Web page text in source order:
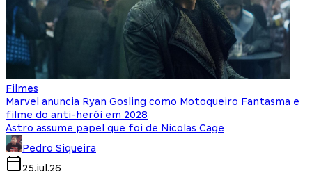
Filmes
Marvel anuncia Ryan Gosling como Motoqueiro Fantasma e
filme do anti-herói em 2028
Astro assume papel que foi de Nicolas Cage
Pedro Siqueira
25.jul.26